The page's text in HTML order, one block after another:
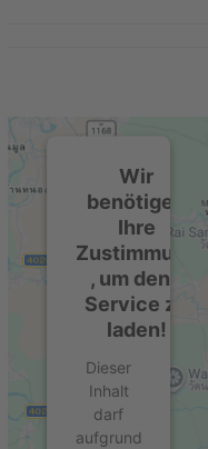
Wir
benötigen
Ihre
Zustimmung
, um den -
Service zu
laden!
Dieser
Inhalt
darf
aufgrund